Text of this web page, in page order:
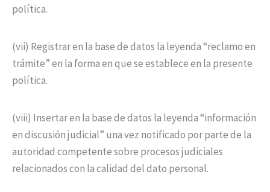
política.
(vii) Registrar en la base de datos la leyenda “reclamo en
trámite” en la forma en que se establece en la presente
política.
(viii) Insertar en la base de datos la leyenda “información
en discusión judicial” una vez notificado por parte de la
autoridad competente sobre procesos judiciales
relacionados con la calidad del dato personal.